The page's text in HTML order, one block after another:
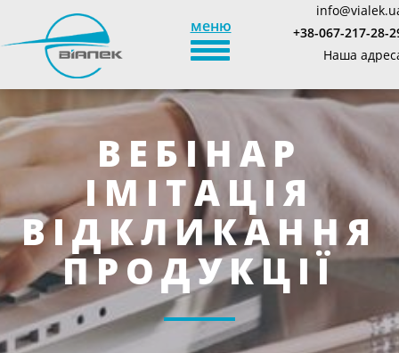
меню
TOGGLE_NAVIGATION
+38-067-217-28-
Наша
ВЕБІНАР
ІМІТАЦІЯ
ВІДКЛИКАННЯ
ПРОДУКЦІЇ